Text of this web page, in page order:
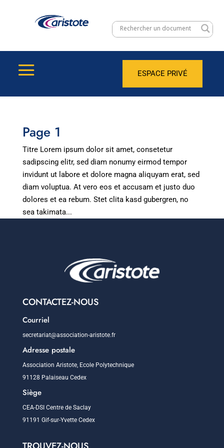
ESPACE PRIVÉ
Page 1
Titre Lorem ipsum dolor sit amet, consetetur
sadipscing elitr, sed diam nonumy eirmod tempor
invidunt ut labore et dolore magna aliquyam erat, sed
diam voluptua. At vero eos et accusam et justo duo
dolores et ea rebum. Stet clita kasd gubergren, no
sea takimata...
CONTACTEZ-NOUS
Courriel
secretariat@association-aristote.fr
Adresse postale
Association Aristote, Ecole Polytechnique
91128 Palaiseau Cedex
Siège
CEA-DSI Centre de Saclay
91191 Gif-sur-Yvette Cedex